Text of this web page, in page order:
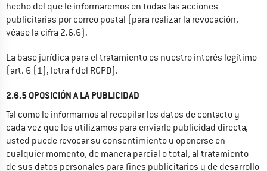
hecho del que le informaremos en todas las acciones
publicitarias por correo postal (para realizar la revocación,
véase la cifra 2.6.6).
La base jurídica para el tratamiento es nuestro interés legítimo
(art. 6 (1), letra f del RGPD).
2.6.5 OPOSICIÓN A LA PUBLICIDAD
Tal como le informamos al recopilar los datos de contacto y
cada vez que los utilizamos para enviarle publicidad directa,
usted puede revocar su consentimiento u oponerse en
cualquier momento, de manera parcial o total, al tratamiento
de sus datos personales para fines publicitarios y de desarrollo